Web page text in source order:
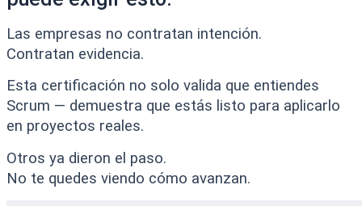
Las empresas no contratan intención.
Contratan evidencia.
Esta certificación no solo valida que entiendes
Scrum — demuestra que estás listo para aplicarlo
en proyectos reales.
Otros ya dieron el paso.
No te quedes viendo cómo avanzan.